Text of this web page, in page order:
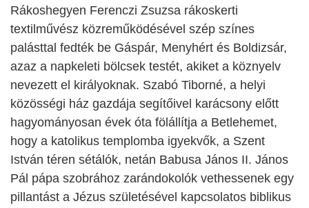
Rákoshegyen Ferenczi Zsuzsa rákoskerti
textilművész közreműködésével szép színes
palásttal fedték be Gáspár, Menyhért és Boldizsár,
azaz a napkeleti bölcsek testét, akiket a köznyelv
nevezett el királyoknak. Szabó Tiborné, a helyi
közösségi ház gazdája segítőivel karácsony előtt
hagyományosan évek óta fölállítja a Betlehemet,
hogy a katolikus templomba igyekvők, a Szent
István téren sétálók, netán Babusa János II. János
Pál pápa szobrához zarándokolók vethessenek egy
pillantást a Jézus születésével kapcsolatos biblikus